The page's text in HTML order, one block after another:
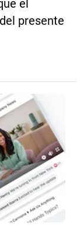
el
presente